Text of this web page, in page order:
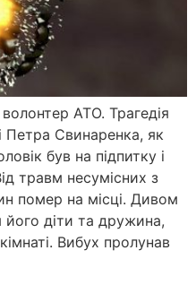
АТО. Трагедія
Петра Свинаренка, як
був на підпитку і
травм несумісних з
помер на місці. Дивом
діти та дружина,
Вибух пролунав